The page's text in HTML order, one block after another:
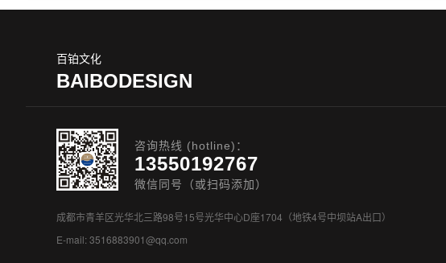
百铂文化
BAIBODESIGN
咨询热线 (hotline)：
13550192767
微信同号（或扫码添加）
成都市青羊区光华北三路98号15号光华中心D座1704（地铁4号中坝站A出口）
E-mail: 3516883901@qq.com